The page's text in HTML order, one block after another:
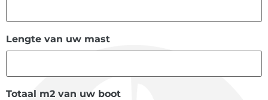
Lengte van uw mast
Totaal m2 van uw boot